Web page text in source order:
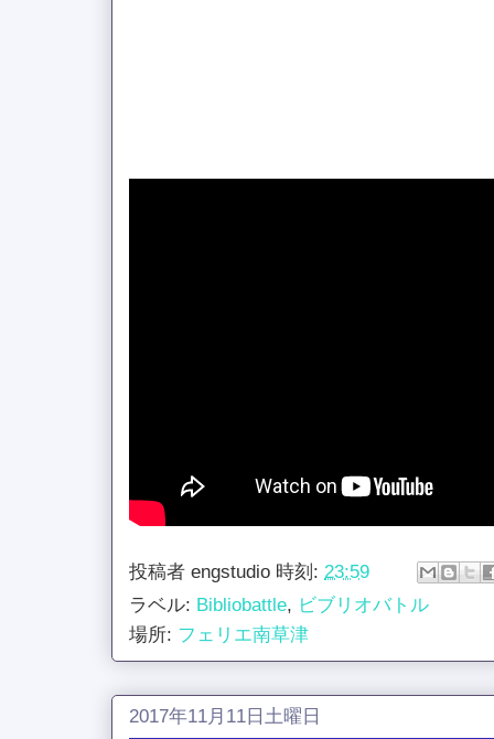
投稿者 engstudio 時刻: 23:59
ラベル: Bibliobattle, ビブリオバトル
場所: フェリエ南草津
2017年11月11日土曜日